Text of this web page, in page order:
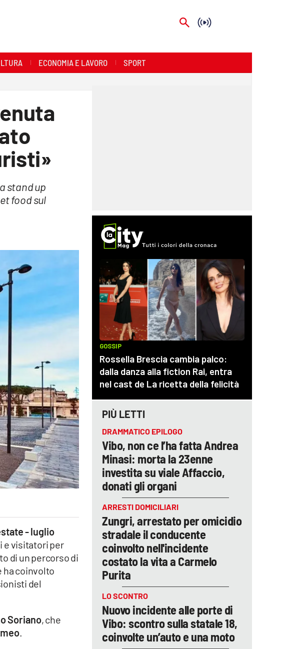
ECONOMIA E LAVORO SPORT
stand up
food sul
- luglio
e visitatori per
di un percorso di
ha coinvolto
del
Soriano, che
.
PIÙ LETTI
DRAMMATICO EPILOGO
Vibo, non ce l’ha fatta Andrea
Minasi: morta la 23enne
investita su viale Affaccio,
donati gli organi
ARRESTI DOMICILIARI
Zungri, arrestato per omicidio
stradale il conducente
coinvolto nell'incidente
costato la vita a Carmelo
Purita
LO SCONTRO
Nuovo incidente alle porte di
Vibo: scontro sulla statale 18,
coinvolte un’auto e una moto